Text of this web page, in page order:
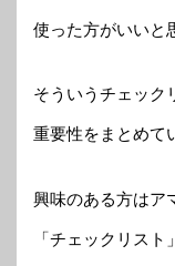
使った方がいいと
そういうチェック
重要性をまとめて
興味のある方はア
「チェックリスト